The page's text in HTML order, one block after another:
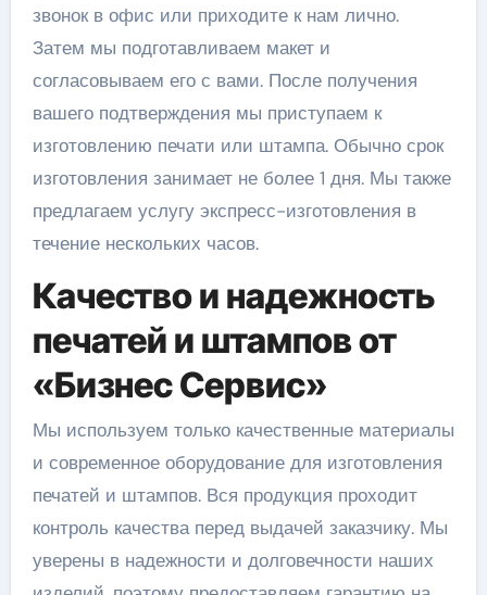
звонок в офис или приходите к нам лично.
Затем мы подготавливаем макет и
согласовываем его с вами. После получения
вашего подтверждения мы приступаем к
изготовлению печати или штампа. Обычно срок
изготовления занимает не более 1 дня. Мы также
предлагаем услугу экспресс-изготовления в
течение нескольких часов.
Качество и надежность
печатей и штампов от
«Бизнес Сервис»
Мы используем только качественные материалы
и современное оборудование для изготовления
печатей и штампов. Вся продукция проходит
контроль качества перед выдачей заказчику. Мы
уверены в надежности и долговечности наших